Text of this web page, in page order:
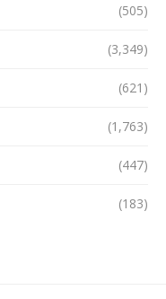
(505)
(3,349)
(621)
(1,763)
(447)
(183)